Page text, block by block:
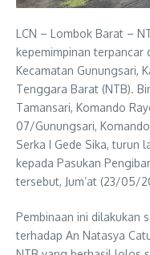
LCN – Lombok Barat –
kepemimpinan terpancar
Kecamatan Gunungsari,
Tenggara Barat (NTB).
Tamansari, Komando
07/Gunungsari,
Serka I Gede Sika, turun
kepada Pasukan
tersebut, Jum’at (23/05/
Pembinaan ini dilakukan
terhadap An Natasya